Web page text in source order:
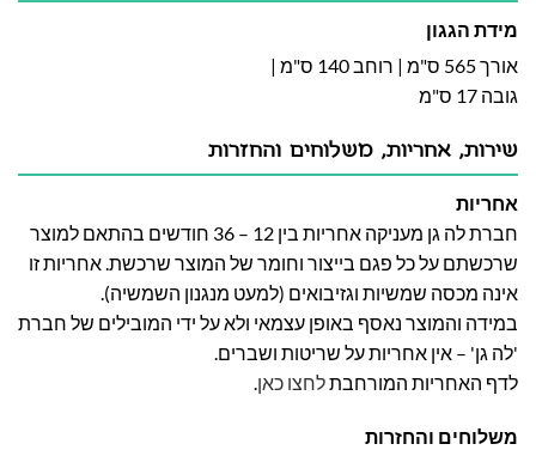
מידת הגגון
אורך 565 ס"מ | רוחב 140 ס"מ |
גובה 17 ס"מ
שירות, אחריות, משלוחים והחזרות
אחריות
חברת לה גן מעניקה אחריות בין 12 – 36 חודשים בהתאם למוצר
שרכשתם על כל פגם בייצור וחומר של המוצר שרכשת. אחריות זו
אינה מכסה שמשיות וגזיבואים (למעט מנגנון השמשיה).
במידה והמוצר נאסף באופן עצמאי ולא על ידי המובילים של חברת
'לה גן' – אין אחריות על שריטות ושברים.
לדף האחריות המורחבתלחצו כאן.
משלוחים והחזרות